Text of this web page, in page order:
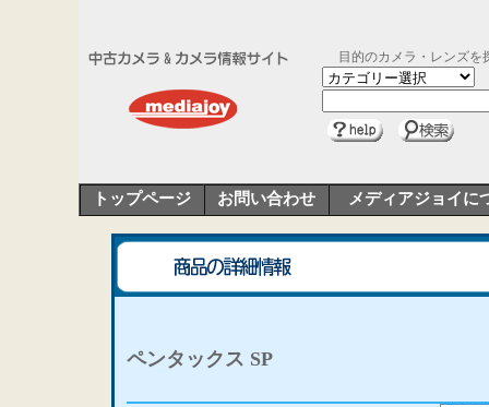
目的のカメラ・レンズを
トップページ お問い合わせ メディアジョイに
ペンタックス SP